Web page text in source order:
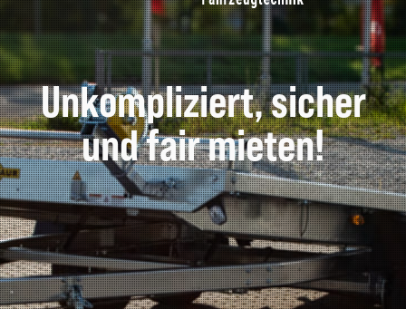
Unkompliziert, sicher
und fair mieten!